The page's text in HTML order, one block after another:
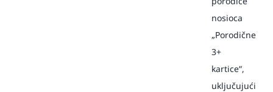
nosioca
„Porodične
3+
kartice“,
uključujući